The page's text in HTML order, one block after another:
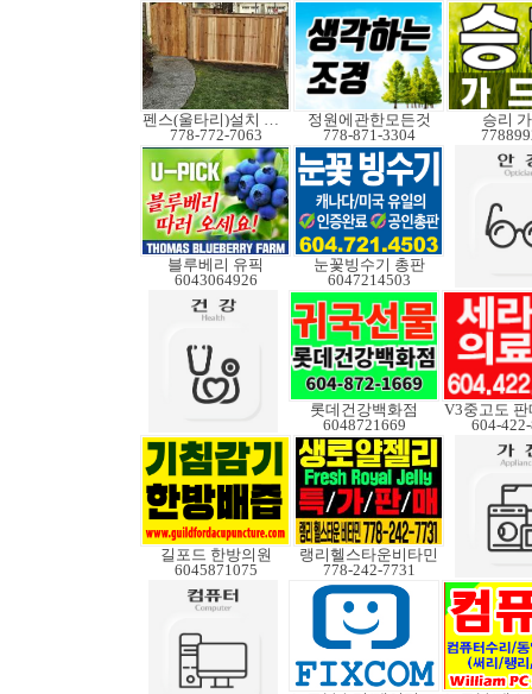
펜스(울타리)설치 수리
778-772-7063
정원에관한모든것
778-871-3304
승리
블루베리 유픽
6043064926
눈꽃빙수기 총판
6047214503
롯데건강백화점
6048721669
604-
길포드 한방의원
6045871075
랭리헬스타운비타민
778-242-7731